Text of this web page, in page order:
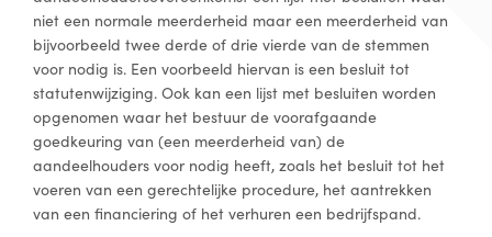
niet een normale meerderheid maar een meerderheid van
bijvoorbeeld twee derde of drie vierde van de stemmen
voor nodig is. Een voorbeeld hiervan is een besluit tot
statutenwijziging. Ook kan een lijst met besluiten worden
opgenomen waar het bestuur de voorafgaande
goedkeuring van (een meerderheid van) de
aandeelhouders voor nodig heeft, zoals het besluit tot het
voeren van een gerechtelijke procedure, het aantrekken
van een financiering of het verhuren een bedrijfspand.